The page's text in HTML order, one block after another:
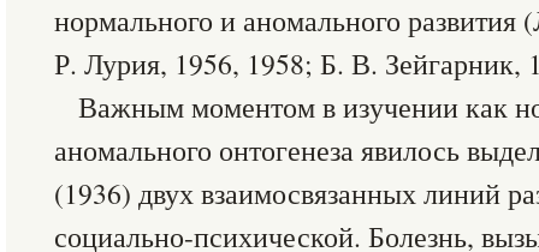
нормального и аномального
Р. Лурия, 1956, 1958; Б. В. Зейгарник,
Важным моментом в изучении как
аномального онтогенеза явилось
(1936) двух взаимосвязанных линий
социально-психической. Болезнь,